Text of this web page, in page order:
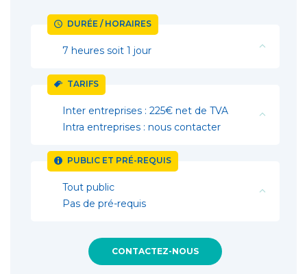
DURÉE / HORAIRES
7 heures soit 1 jour
TARIFS
Inter entreprises : 225€ net de TVA
Intra entreprises : nous contacter
PUBLIC ET PRÉ-REQUIS
Tout public
Pas de pré-requis
CONTACTEZ-NOUS